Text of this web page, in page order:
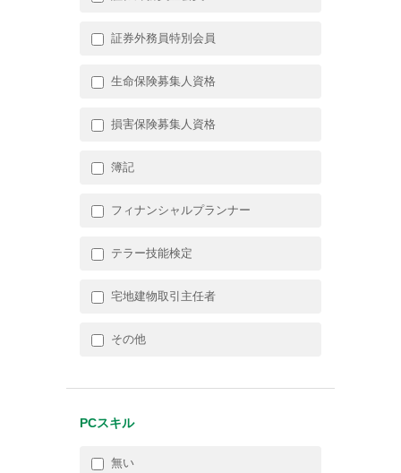
証券外務員特別会員
生命保険募集人資格
損害保険募集人資格
簿記
フィナンシャルプランナー
テラー技能検定
宅地建物取引主任者
その他
PCスキル
無い